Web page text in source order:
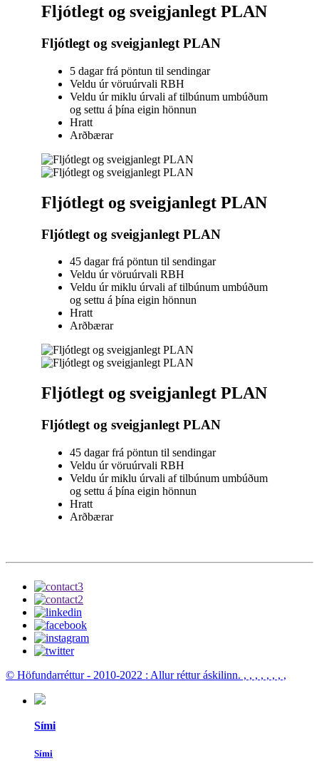
Fljótlegt og sveigjanlegt PLAN
Fljótlegt og sveigjanlegt PLAN
5 dagar frá pöntun til sendingar
Veldu úr vöruúrvali RBH
Veldu úr miklu úrvali af tilbúnum umbúðum
og settu á þína eigin hönnun
Hratt
Arðbærar
Fljótlegt og sveigjanlegt PLAN
Fljótlegt og sveigjanlegt PLAN
45 dagar frá pöntun til sendingar
Veldu úr vöruúrvali RBH
Veldu úr miklu úrvali af tilbúnum umbúðum
og settu á þína eigin hönnun
Hratt
Arðbærar
Fljótlegt og sveigjanlegt PLAN
Fljótlegt og sveigjanlegt PLAN
45 dagar frá pöntun til sendingar
Veldu úr vöruúrvali RBH
Veldu úr miklu úrvali af tilbúnum umbúðum
og settu á þína eigin hönnun
Hratt
Arðbærar
© Höfundarréttur - 2010-2022 : Allur réttur áskilinn. , , , , , , , ,
Sími
Sími